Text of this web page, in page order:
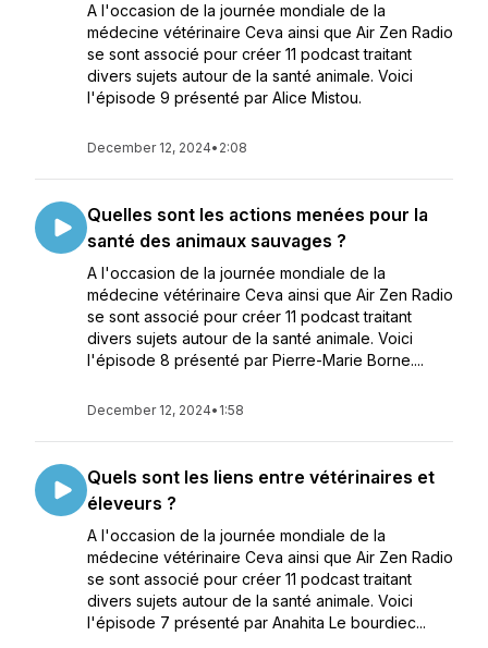
A l'occasion de la journée mondiale de la
médecine vétérinaire Ceva ainsi que Air Zen Radio
se sont associé pour créer 11 podcast traitant
divers sujets autour de la santé animale. Voici
l'épisode 9 présenté par Alice Mistou.
December 12, 2024• 2:08
Quelles sont les actions menées pour la
santé des animaux sauvages ?
A l'occasion de la journée mondiale de la
médecine vétérinaire Ceva ainsi que Air Zen Radio
se sont associé pour créer 11 podcast traitant
divers sujets autour de la santé animale. Voici
l'épisode 8 présenté par Pierre-Marie Borne....
December 12, 2024• 1:58
Quels sont les liens entre vétérinaires et
éleveurs ?
A l'occasion de la journée mondiale de la
médecine vétérinaire Ceva ainsi que Air Zen Radio
se sont associé pour créer 11 podcast traitant
divers sujets autour de la santé animale. Voici
l'épisode 7 présenté par Anahita Le bourdiec...